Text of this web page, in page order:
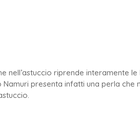
nell’astuccio riprende interamente
Namuri presenta infatti una perla